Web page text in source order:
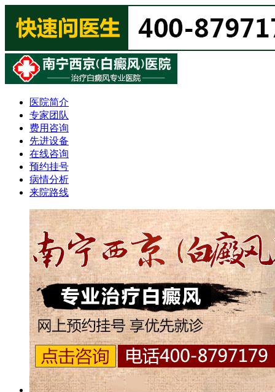
医院简介
专家团队
费用咨询
先进设备
在线咨询
预约挂号
病情分析
来院路线